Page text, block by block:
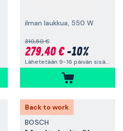
ilman laukkua, 550 W
310,50 €
279,40 €-10%
Lähetetään 9-16 päivän sisällä
Back to work
BOSCH